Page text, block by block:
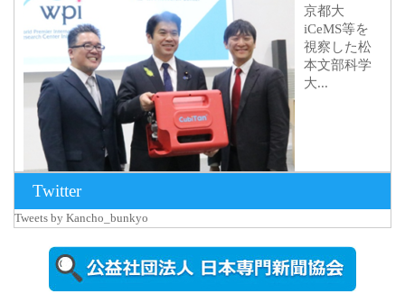
京都大
iCeMS等を
視察した松
本文部科学
大...
2026年8月5日
更新
農工大で大
Twitter
Tweets by Kancho_bunkyo